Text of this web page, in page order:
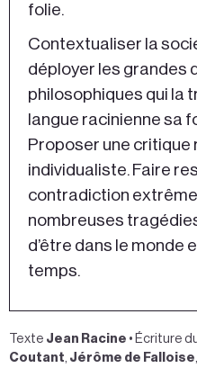
folie.
Contextualiser la
déployer les grandes
philosophiques qui la
langue racinienne sa
Proposer une critique
individualiste. Faire
contradiction
nombreuses
d’être dans le monde
temps.
Texte Jean Racine • Écriture
Coutant, Jérôme de Falloise,